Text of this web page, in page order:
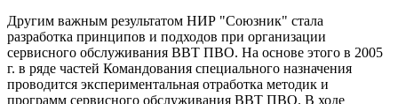
Другим важным результатом НИР "Союзник" стала
разработка принципов и подходов при организации
сервисного обслуживания ВВТ ПВО. На основе этого в 2005
г. в ряде частей Командования специального назначения
проводится экспериментальная отработка методик и
программ сервисного обслуживания ВВТ ПВО. В ходе